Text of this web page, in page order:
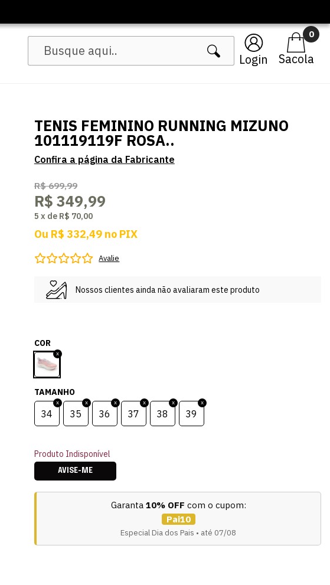
Login
0
TENIS FEMININO RUNNING MIZUNO
101119119F ROSA..
R$ 699,99
R$ 349,99
5 x de R$ 70,00
Ou R$ 332,49 no PIX
Avalie
Nossos clientes ainda não avaliaram este produto
COR
TAMANHO
34 35 36 37 38 39
Produto Indisponível
AVISE-ME
Garanta 10% OFF com o cupom:
Pai10
Especial Dia dos Pais • até 07/08